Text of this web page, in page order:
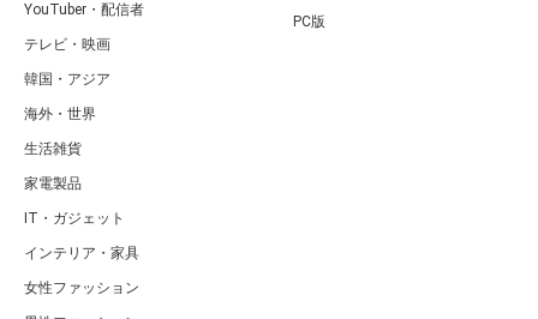
YouTuber・配信者
テレビ・映画
韓国・アジア
海外・世界
生活雑貨
家電製品
IT・ガジェット
インテリア・家具
女性ファッション
PC版